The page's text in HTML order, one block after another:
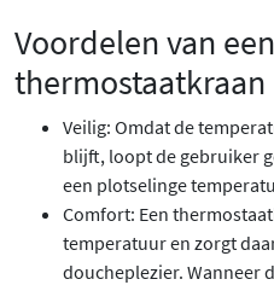
Voordelen van een
thermostaatkraan
Veilig: Omdat de
blijft, loopt de gebruiker
een plotselinge
Comfort: Een
temperatuur en zorgt
doucheplezier. Wanneer